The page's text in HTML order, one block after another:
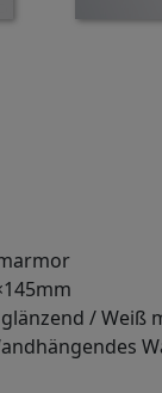
/ Weiß